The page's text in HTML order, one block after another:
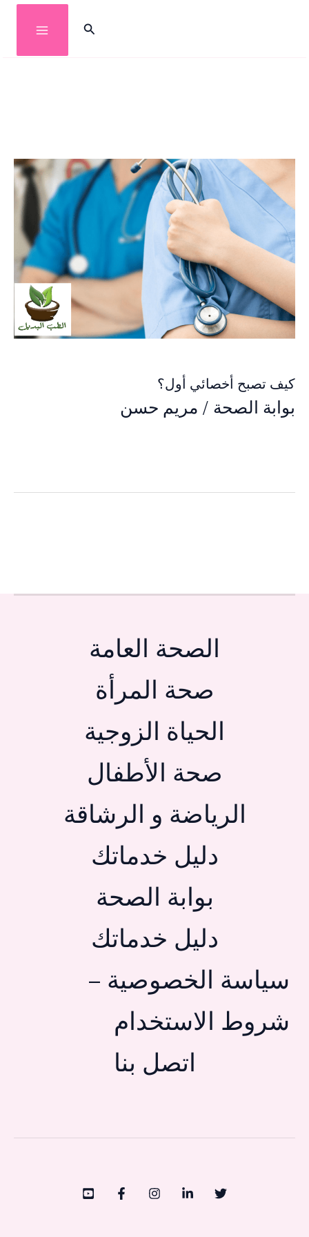
البحث
كيف تصبح أخصائي أول؟
بوابة الصحة / مريم حسن
الصحة العامة
صحة المرأة
الحياة الزوجية
صحة الأطفال
الرياضة و الرشاقة
دليل خدماتك
بوابة الصحة
دليل خدماتك
سياسة الخصوصية –
شروط الاستخدام
اتصل بنا